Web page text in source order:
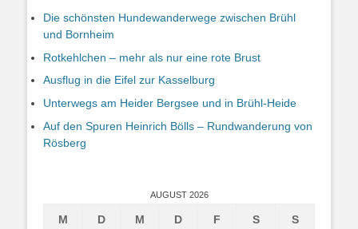
Die schönsten Hundewanderwege zwischen Brühl
und Bornheim
Rotkehlchen – mehr als nur eine rote Brust
Ausflug in die Eifel zur Kasselburg
Unterwegs am Heider Bergsee und in Brühl-Heide
Auf den Spuren Heinrich Bölls – Rundwanderung von
Rösberg
AUGUST 2026
M D M D F S S